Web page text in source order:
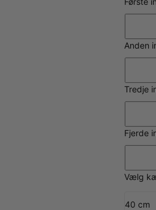
Anden
Tredje
Fjerde
Vælg
40 cm